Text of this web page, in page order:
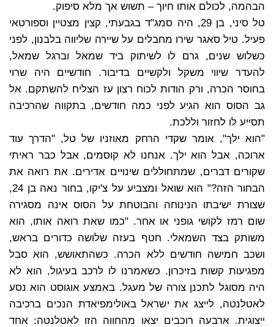
הבהמה, לכולם אותו חיוך – תשוש אך מלא סיפוק.
טל סיני, בן 29, היה סמג"ד בגבעתי, קצין מצטיין וספורטאי
פעיל. טיל סאגר שירו מחבלים על שיירה שליווה בלבנון, לפני
כשלוש שנים, גרם לו לשיתוק ביד שמאל וברגל שמאל,
להעדר שיווי משקל ולקשיים בדיבור. חודשיים היה שרוי
בחוסר הכרה, ורק הודות לכוח רצון עז הצליח להשתקם. אל
גב הסוס הוא הגיע לפני כמה חודשים, בתקווה שהרכיבה
תסייע לו לחזור וללכת.
"הוא ילך", אומר שקדי הרחק מאוזניו של טל, "הדרך עוד
ארוכה, אבל הוא ילך. אנחנו לא קוסמים, אבל כבר ראיתי
שקורים דברים, שמתחוללים שינויים אדירים. את רואה את
הבחור הזה?" הוא שואל ומצביע על צ'יקו, בחור נאה בן 24,
שצורת ישיבתו הנינוחה והבוטחת על הסוס אינה מסגירה
שום רמז לקושי גופני או אחר. "כמו שאת רואה אותו, הוא
משותק בצד השמאלי. חטף בעזה שלושה כדורים בראש,
ושכב חמישה חודשים ללא הכרה. כשהתאושש, הוא סבל
מפגיעות קשות בזיכרון. כשאמרנו לו לרכב בעיגול, הוא לא
היה מסוגל לתכנן צורה של מעגל. באמצע אוגוסט הוא נסע
לאטלנטה, לייצג את ישראל באולימפיאדת הנכים ברכיבה
ייצוגית. ארבעה רוכבים יצאו מהחווה הזו לאטלנטה: אחד